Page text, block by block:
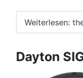
Weiterlesen:
Dayton